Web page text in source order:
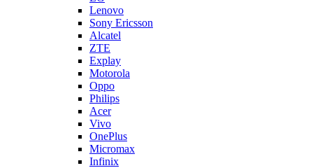
Alcatel
ZTE
Explay
Motorola
Oppo
Philips
Acer
Vivo
OnePlus
Micromax
Infinix
Blackberry
Oukitel